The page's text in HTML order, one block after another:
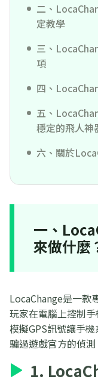
二、
定教學
三、
項
四、
五、
穩定的飛人神
六、關於
一、
來做什麼
LocaChange是一款
玩家在電腦上控制
模擬GPS訊號讓手
騙過遊戲官方的偵測
1.